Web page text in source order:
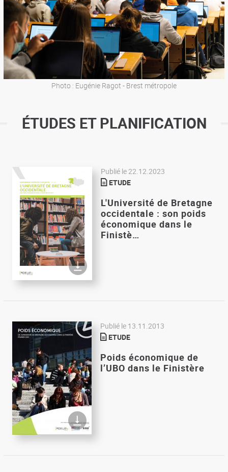
Photo : Eugénie Ragot - Brest métropole
ÉTUDES ET PLANIFICATION
Publié le 22.12.2023
ETUDE
L'Université de Bretagne
occidentale : son poids
économique dans le
Finistè…
Publié le 13.11.2013
ETUDE
Poids économique de
l’UBO dans le Finistère